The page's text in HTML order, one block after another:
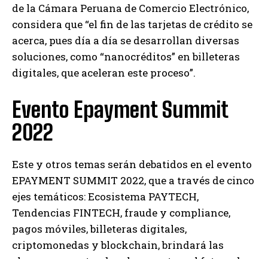
de la Cámara Peruana de Comercio Electrónico,
considera que “el fin de las tarjetas de crédito se
acerca, pues día a día se desarrollan diversas
soluciones, como “nanocréditos” en billeteras
digitales, que aceleran este proceso”.
Evento Epayment Summit
2022
Este y otros temas serán debatidos en el evento
EPAYMENT SUMMIT 2022, que a través de cinco
ejes temáticos: Ecosistema PAYTECH,
Tendencias FINTECH, fraude y compliance,
pagos móviles, billeteras digitales,
criptomonedas y blockchain, brindará las